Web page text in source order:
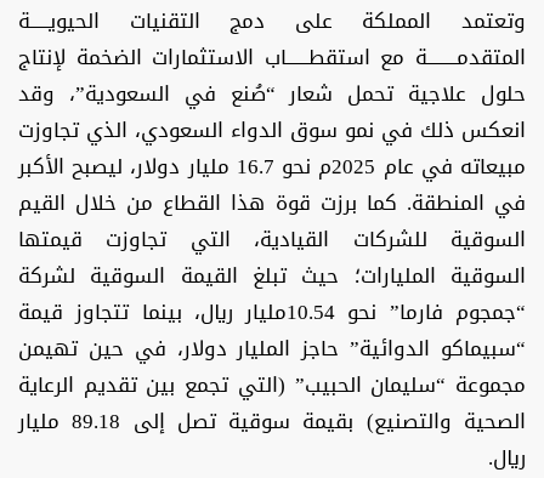
وتعتمد المملكة على دمج التقنيات الحيويـــــة
المتقدمــــــــة مع استقطــــــاب الاستثمارات الضخمة لإنتاج
حلول علاجية تحمل شعار “صُنع في السعودية”، وقد
انعكس ذلك في نمو سوق الدواء السعودي، الذي تجاوزت
مبيعاته في عام 2025م نحو 16.7 مليار دولار، ليصبح الأكبر
في المنطقة. كما برزت قوة هذا القطاع من خلال القيم
السوقية للشركات القيادية، التي تجاوزت قيمتها
السوقية المليارات؛ حيث تبلغ القيمة السوقية لشركة
“جمجوم فارما” نحو 10.54مليار ريال، بينما تتجاوز قيمة
“سبيماكو الدوائية” حاجز المليار دولار، في حين تهيمن
مجموعة “سليمان الحبيب” (التي تجمع بين تقديم الرعاية
الصحية والتصنيع) بقيمة سوقية تصل إلى 89.18 مليار
ريال.